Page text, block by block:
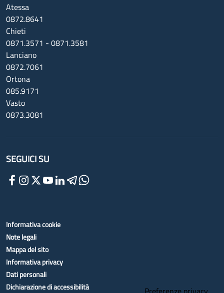
Atessa
0872.8641
Chieti
0871.3571 - 0871.3581
Lanciano
0872.7061
Ortona
085.9171
Vasto
0873.3081
SEGUICI SU
Informativa cookie
Note legali
Mappa del sito
Informativa privacy
Dati personali
Dichiarazione di accessibilità